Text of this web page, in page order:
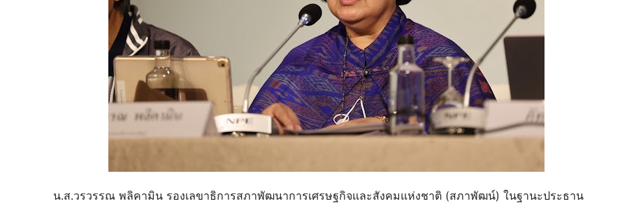
น.ส.วรวรรณ พลิคามิน รองเลขาธิการสภาพัฒนาการเศรษฐกิจและสังคมแห่งชาติ (สภาพัฒน์) ในฐานะประธาน